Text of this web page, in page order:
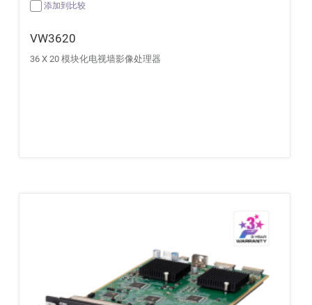
添加到比较
VW3620
36 X 20 模块化电视墙影像处理器